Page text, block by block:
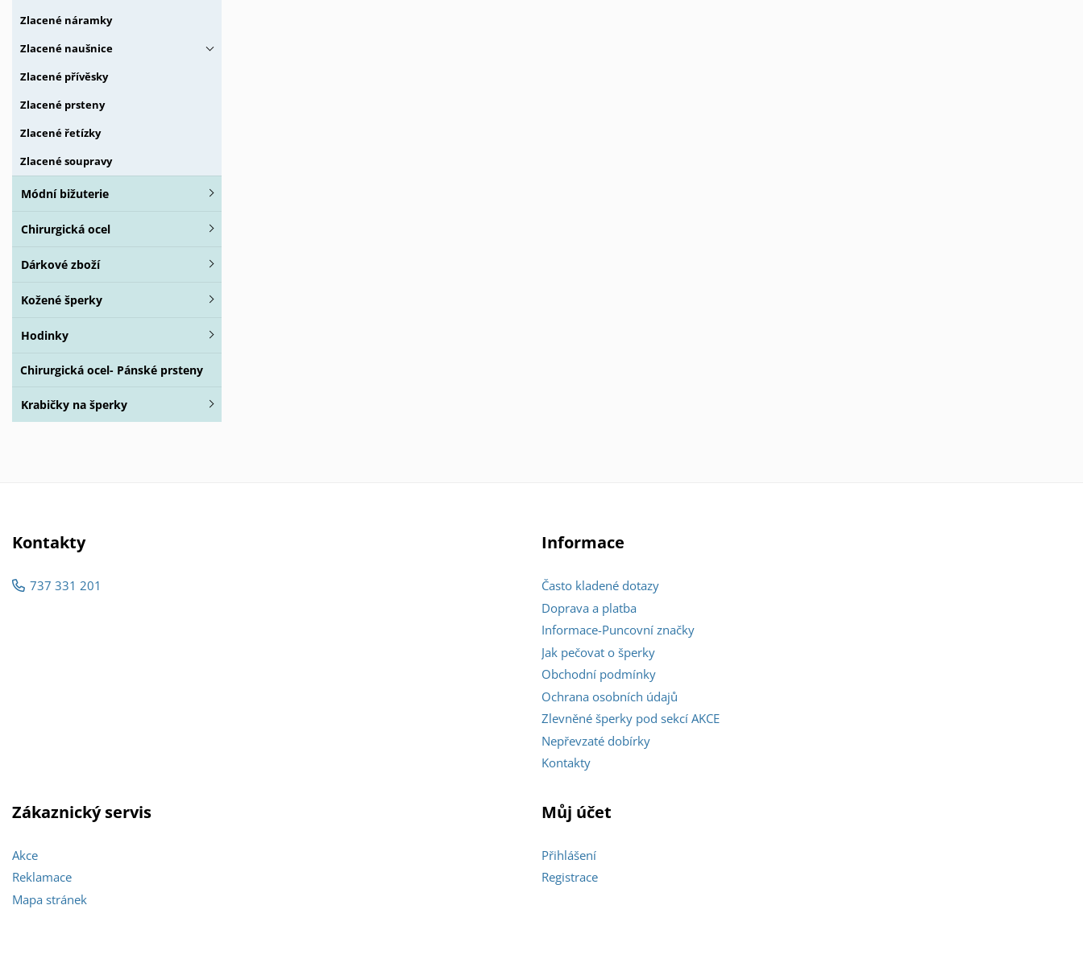
Zlacené náramky
Zlacené naušnice
Zlacené přívěsky
Zlacené prsteny
Zlacené řetízky
Zlacené soupravy
Módní bižuterie
Chirurgická ocel
Dárkové zboží
Kožené šperky
Hodinky
Chirurgická ocel- Pánské prsteny
Krabičky na šperky
Kontakty
737 331 201
Informace
Často kladené dotazy
Doprava a platba
Informace-Puncovní značky
Jak pečovat o šperky
Obchodní podmínky
Ochrana osobních údajů
Zlevněné šperky pod sekcí AKCE
Nepřevzaté dobírky
Kontakty
Zákaznický servis
Akce
Reklamace
Mapa stránek
Můj účet
Přihlášení
Registrace